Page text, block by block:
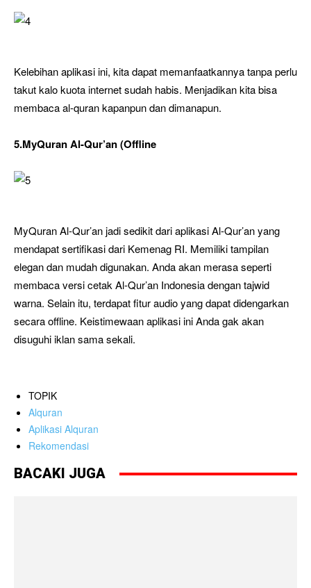
Kelebihan aplikasi ini, kita dapat memanfaatkannya tanpa perlu
takut kalo kuota internet sudah habis. Menjadikan kita bisa
membaca al-quran kapanpun dan dimanapun.
5.MyQuran Al-Qur’an (Offline
MyQuran Al-Qur’an jadi sedikit dari aplikasi Al-Qur’an yang
mendapat sertifikasi dari Kemenag RI. Memiliki tampilan
elegan dan mudah digunakan. Anda akan merasa seperti
membaca versi cetak Al-Qur’an Indonesia dengan tajwid
warna. Selain itu, terdapat fitur audio yang dapat didengarkan
secara offline. Keistimewaan aplikasi ini Anda gak akan
disuguhi iklan sama sekali.
TOPIK
Alquran
Aplikasi Alquran
Rekomendasi
BACAKI JUGA